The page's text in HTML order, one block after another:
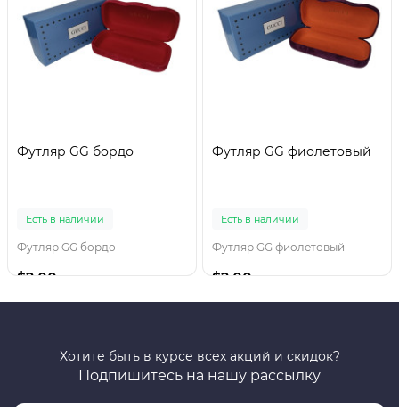
Футляр GG бордо
Есть в наличии
Футляр GG бордо
$2.00
Футляр GG фиолетовый
Есть в наличии
Футляр GG фиолетовый
$2.00
Хотите быть в курсе всех акций и скидок?
Подпишитесь на нашу рассылку